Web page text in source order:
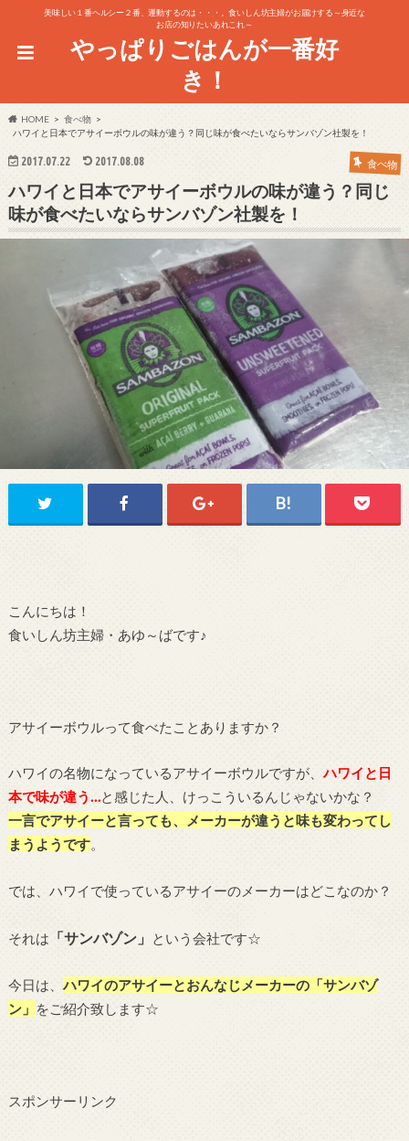
美味しい１番ヘルシー２番、運動するのは・・・。食いしん坊主婦がお届けする～身近な
お店の知りたいあれこれ～
やっぱりごはんが一番好
き！
HOME
食べ物
ハワイと日本でアサイーボウルの味が違う？同じ味が食べたいならサンバゾン社製を！
2017.07.22 2017.08.08 食べ物
ハワイと日本でアサイーボウルの味が違う？同じ
味が食べたいならサンバゾン社製を！
こんにちは！
食いしん坊主婦・あゆ～ばです♪
アサイーボウルって食べたことありますか？
ハワイの名物になっているアサイーボウルですが、ハワイと日
本で味が違う…と感じた人、けっこういるんじゃないかな？
一言でアサイーと言っても、メーカーが違うと味も変わってし
まうようです。
では、ハワイで使っているアサイーのメーカーはどこなのか？
それは 「サンバゾン」 という会社です☆
今日は、ハワイのアサイーとおんなじメーカーの「サンバゾ
ン」 をご紹介致します☆
スポンサーリンク